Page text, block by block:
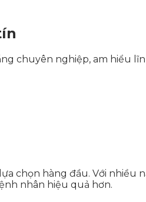
chuyên nghiệp, am hiểu
chọn hàng đầu. Với
nhân hiệu quả hơn.